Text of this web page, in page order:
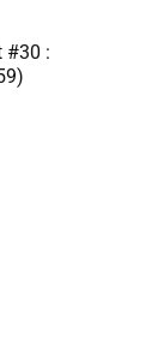
#30 :